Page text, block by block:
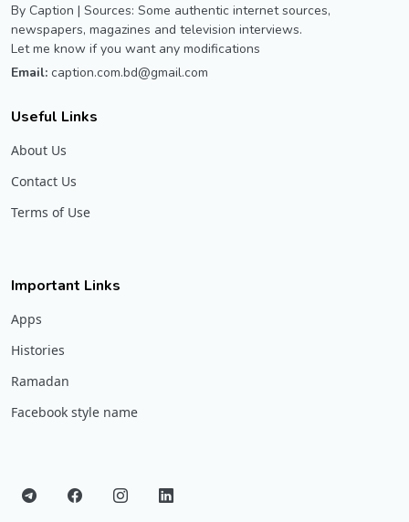
By Caption | Sources: Some authentic internet sources,
newspapers, magazines and television interviews.
Let me know if you want any modifications
Email: caption.com.bd@gmail.com
Useful Links
About Us
Contact Us
Terms of Use
Important Links
Apps
Histories
Ramadan
Facebook style name